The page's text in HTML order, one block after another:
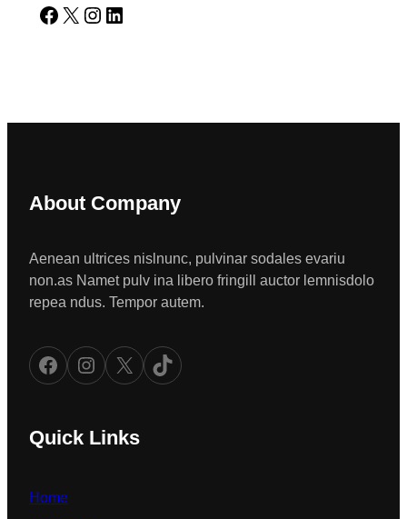
Facebook X Instagram LinkedIn
About Company
Aenean ultrices nislnunc, pulvinar sodales evariu
non.as Namet pulv ina libero fringill auctor lemnisdolo
repea ndus. Tempor autem.
Facebook Instagram X TikTok
Quick Links
Home